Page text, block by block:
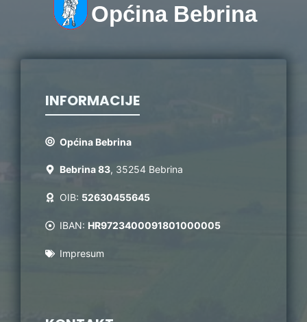
Općina Bebrina
INFORMACIJE
Općina Bebrina
Bebrina 83, 35254 Bebrina
OIB: 52630455645
IBAN: HR9723400091801000005
Impresum